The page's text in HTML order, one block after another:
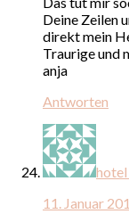
Deine Zeilen
direkt mein
Traurige und
anja
Antworten
hotel
11. Januar